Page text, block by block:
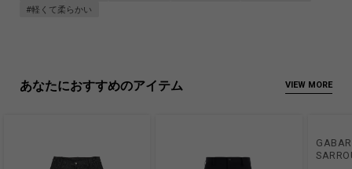
#軽くて柔らかい
あなたにおすすめのアイテム VIEW MORE